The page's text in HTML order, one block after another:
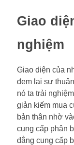
Giao
nghiệm
Giao diện của
đem lại sự
nó ta trải
giản kiếm mua
bản thân nhờ
cung cấp phân
đẳng cung cấp